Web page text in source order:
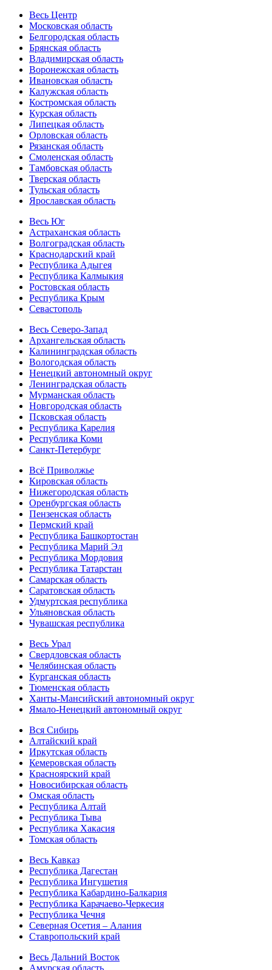
Весь Центр
Московская область
Белгородская область
Брянская область
Владимирская область
Воронежская область
Ивановская область
Калужская область
Костромская область
Курская область
Липецкая область
Орловская область
Рязанская область
Смоленская область
Тамбовская область
Тверская область
Тульская область
Ярославская область
Весь Юг
Астраханская область
Волгоградская область
Краснодарский край
Республика Адыгея
Республика Калмыкия
Ростовская область
Республика Крым
Севастополь
Весь Северо-Запад
Архангельская область
Калининградская область
Вологодская область
Ненецкий автономный округ
Ленинградская область
Мурманская область
Новгородская область
Псковская область
Республика Карелия
Республика Коми
Санкт-Петербург
Всё Приволжье
Кировская область
Нижегородская область
Оренбургская область
Пензенская область
Пермский край
Республика Башкортостан
Республика Марий Эл
Республика Мордовия
Республика Татарстан
Самарская область
Саратовская область
Удмуртская республика
Ульяновская область
Чувашская республика
Весь Урал
Свердловская область
Челябинская область
Курганская область
Тюменская область
Ханты-Мансийский автономный округ
Ямало-Ненецкий автономный округ
Вся Сибирь
Алтайский край
Иркутская область
Кемеровская область
Красноярский край
Новосибирская область
Омская область
Республика Алтай
Республика Тыва
Республика Хакасия
Томская область
Весь Кавказ
Республика Дагестан
Республика Ингушетия
Республика Кабардино-Балкария
Республика Карачаево-Черкесия
Республика Чечня
Северная Осетия – Алания
Ставропольский край
Весь Дальний Восток
Амурская область